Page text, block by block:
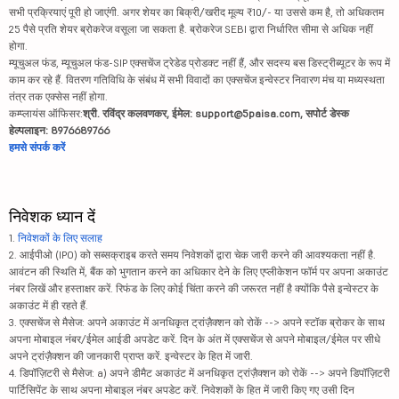
सभी प्रक्रियाएं पूरी हो जाएंगी. अगर शेयर का बिक्री/खरीद मूल्य ₹10/- या उससे कम है, तो अधिकतम
25 पैसे प्रति शेयर ब्रोकरेज वसूला जा सकता है. ब्रोकरेज SEBI द्वारा निर्धारित सीमा से अधिक नहीं
होगा.
म्यूचुअल फंड, म्यूचुअल फंड-SIP एक्सचेंज ट्रेडेड प्रोडक्ट नहीं हैं, और सदस्य बस डिस्ट्रीब्यूटर के रूप में
काम कर रहे हैं. वितरण गतिविधि के संबंध में सभी विवादों का एक्सचेंज इन्वेस्टर निवारण मंच या मध्यस्थता
तंत्र तक एक्सेस नहीं होगा.
कम्प्लायंस ऑफिसर:श्री. रविंद्र कलवणकर, ईमेल: support@5paisa.com, सपोर्ट डेस्क
हेल्पलाइन: 8976689766
हमसे संपर्क करें
निवेशक ध्यान दें
1. निवेशकों के लिए सलाह
2. आईपीओ (IPO) को सब्सक्राइब करते समय निवेशकों द्वारा चेक जारी करने की आवश्यकता नहीं है.
आवंटन की स्थिति में, बैंक को भुगतान करने का अधिकार देने के लिए एप्लीकेशन फॉर्म पर अपना अकाउंट
नंबर लिखें और हस्ताक्षर करें. रिफंड के लिए कोई चिंता करने की जरूरत नहीं है क्योंकि पैसे इन्वेस्टर के
अकाउंट में ही रहते हैं.
3. एक्सचेंज से मैसेज: अपने अकाउंट में अनधिकृत ट्रांज़ैक्शन को रोकें --> अपने स्टॉक ब्रोकर के साथ
अपना मोबाइल नंबर/ईमेल आईडी अपडेट करें. दिन के अंत में एक्सचेंज से अपने मोबाइल/ईमेल पर सीधे
अपने ट्रांज़ैक्शन की जानकारी प्राप्त करें. इन्वेस्टर के हित में जारी.
4. डिपॉज़िटरी से मैसेज: a) अपने डीमैट अकाउंट में अनधिकृत ट्रांज़ैक्शन को रोकें --> अपने डिपॉज़िटरी
पार्टिसिपेंट के साथ अपना मोबाइल नंबर अपडेट करें. निवेशकों के हित में जारी किए गए उसी दिन